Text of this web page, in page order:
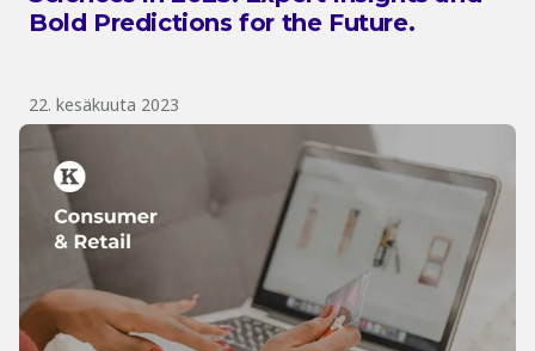
Bold Predictions for the Future.
22. kesäkuuta 2023